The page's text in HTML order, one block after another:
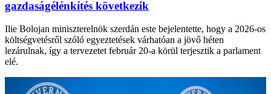
gazdaságélénkítés következik
Ilie Bolojan miniszterelnök szerdán este bejelentette, hogy a 2026-os
költségvetésről szóló egyeztetések várhatóan a jövő héten
lezárulnak, így a tervezetet február 20-a körül terjesztik a parlament
elé.